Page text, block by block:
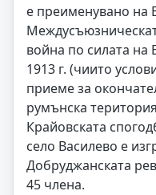
е преименувано на
война по силата на
1913 г. (чиито
приеме за
румънска
Крайовската
село Василево е
Добруджанската
45 члена.